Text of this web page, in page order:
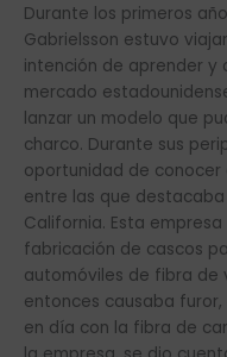
Durante los primeros
Gabrielsson estuvo
intención de aprender y
mercado
lanzar un modelo que
charco. Durante sus
oportunidad de conocer
entre las que
California. Esta
fabricación de cascos
automóviles de fibra de
entonces causaba
en día con la fibra de